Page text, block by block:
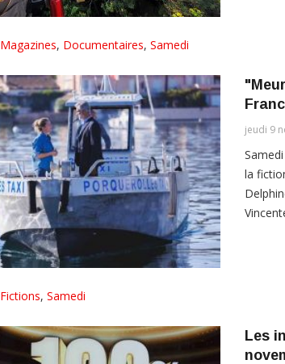
Magazines, Documentaires, Samedi
jeudi 9
la
Fictions, Samedi
Les